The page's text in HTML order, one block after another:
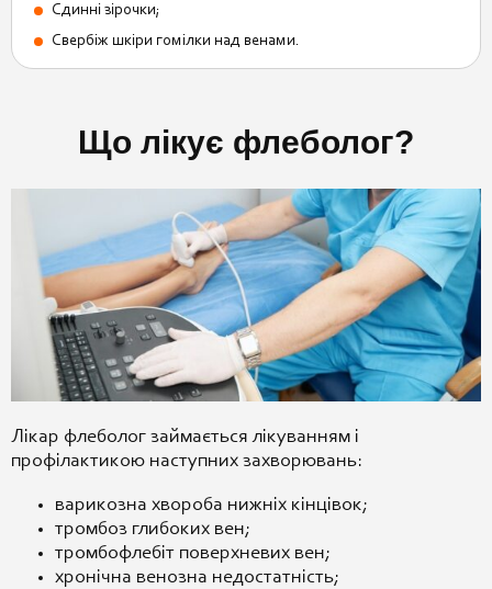
Сдинні зірочки;
Свербіж шкіри гомілки над венами.
Що лікує флеболог?
Лікар флеболог займається лікуванням і
профілактикою наступних захворювань:
варикозна хвороба нижніх кінцівок;
тромбоз глибоких вен;
тромбофлебіт поверхневих вен;
хронічна венозна недостатність;